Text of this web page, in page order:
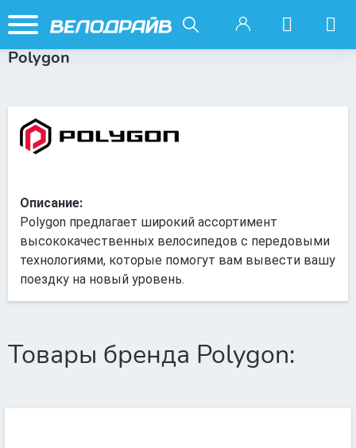
Polygon
Описание:
Polygon предлагает широкий ассортимент
высококачественных велосипедов с передовыми
технологиями, которые помогут вам вывести вашу
поездку на новый уровень.
Товары бренда Polygon: